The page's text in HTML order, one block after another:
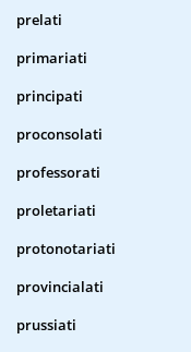
prelati
primariati
principati
proconsolati
professorati
proletariati
protonotariati
provincialati
prussiati